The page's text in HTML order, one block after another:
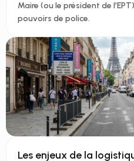
Maire (ou le président de
pouvoirs de police.
Les enjeux de la